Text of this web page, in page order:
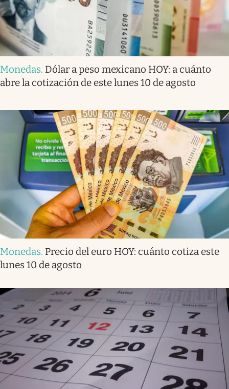
Monedas. Dólar a peso mexicano HOY: a cuánto
abre la cotización de este lunes 10 de agosto
Monedas. Precio del euro HOY: cuánto cotiza este
lunes 10 de agosto